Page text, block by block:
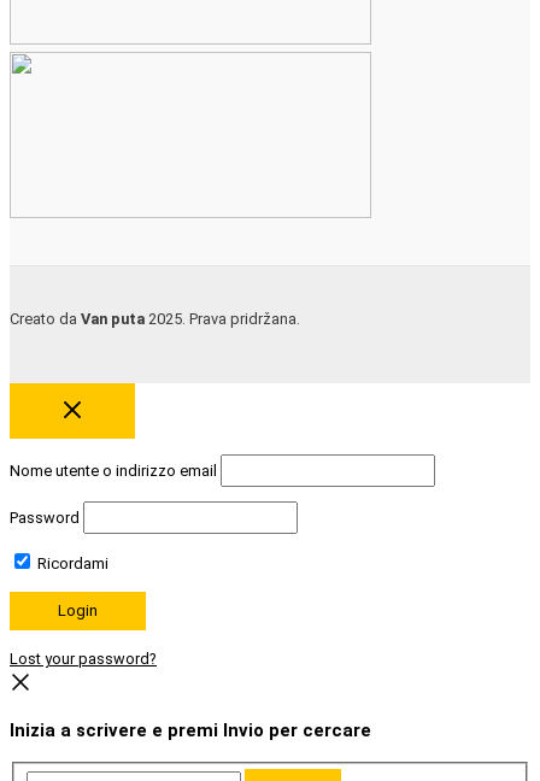
Creato da Van puta 2025. Prava pridržana.
Nome utente o indirizzo email
Password
Ricordami
Lost your password?
Inizia a scrivere e premi Invio per cercare